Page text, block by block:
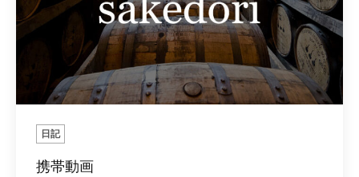
日記
携帯動画